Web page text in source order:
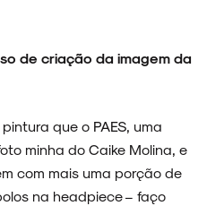
de criação da imagem da
que o PAES, uma
minha do Caike Molina, e
com mais uma porção de
na headpiece – faço